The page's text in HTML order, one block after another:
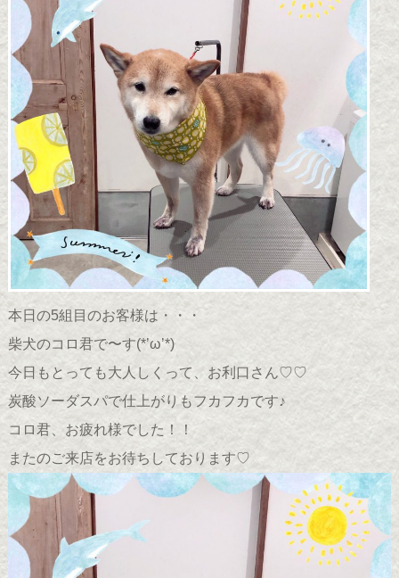
本日の5組目のお客様は・・・
柴犬のコロ君で〜す(*’ω’*)
今日もとっても大人しくって、お利口さん♡♡
炭酸ソーダスパで仕上がりもフカフカです♪
コロ君、お疲れ様でした！！
またのご来店をお待ちしております♡